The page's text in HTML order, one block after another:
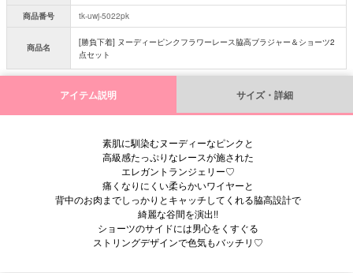
商品番号
tk-uwj-5022pk
商品名
[勝負下着] ヌーディーピンクフラワーレース脇高ブラジャー＆ショーツ2
点セット
アイテム説明 サイズ・詳細
素肌に馴染むヌーディーなピンクと
高級感たっぷりなレースが施された
エレガントランジェリー♡
痛くなりにくい柔らかいワイヤーと
背中のお肉までしっかりとキャッチしてくれる脇高設計で
綺麗な谷間を演出!!
ショーツのサイドには男心をくすぐる
ストリングデザインで色気もバッチリ♡